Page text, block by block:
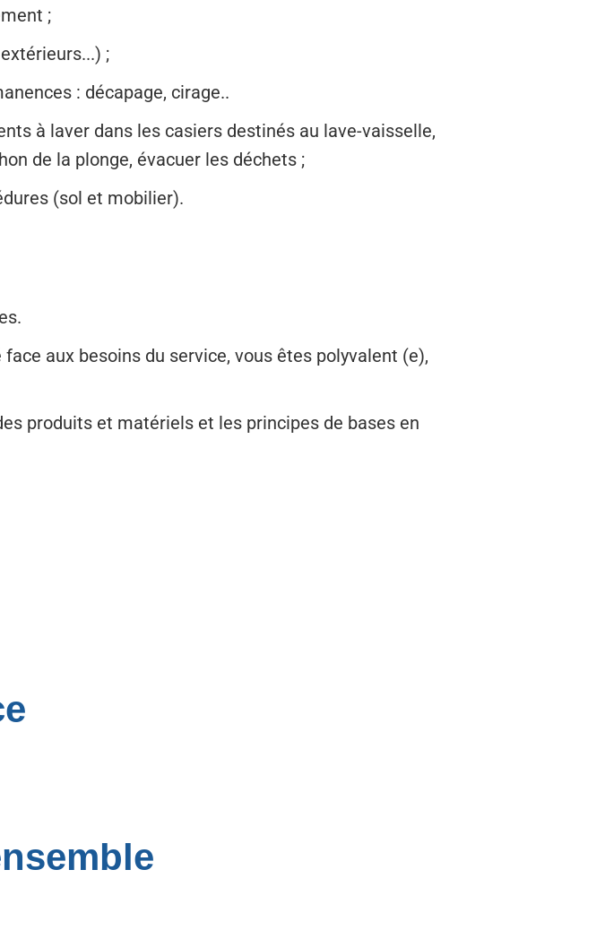
;
;
: décapage, cirage..
à laver dans les casiers destinés au lave-vaisselle,
de la plonge, évacuer les déchets ;
(sol et mobilier).
aux besoins du service, vous êtes polyvalent (e),
produits et matériels et les principes de bases en